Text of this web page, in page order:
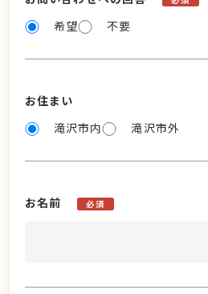
希望 不要
お住まい
滝沢市内
滝沢市外
お名前 必須